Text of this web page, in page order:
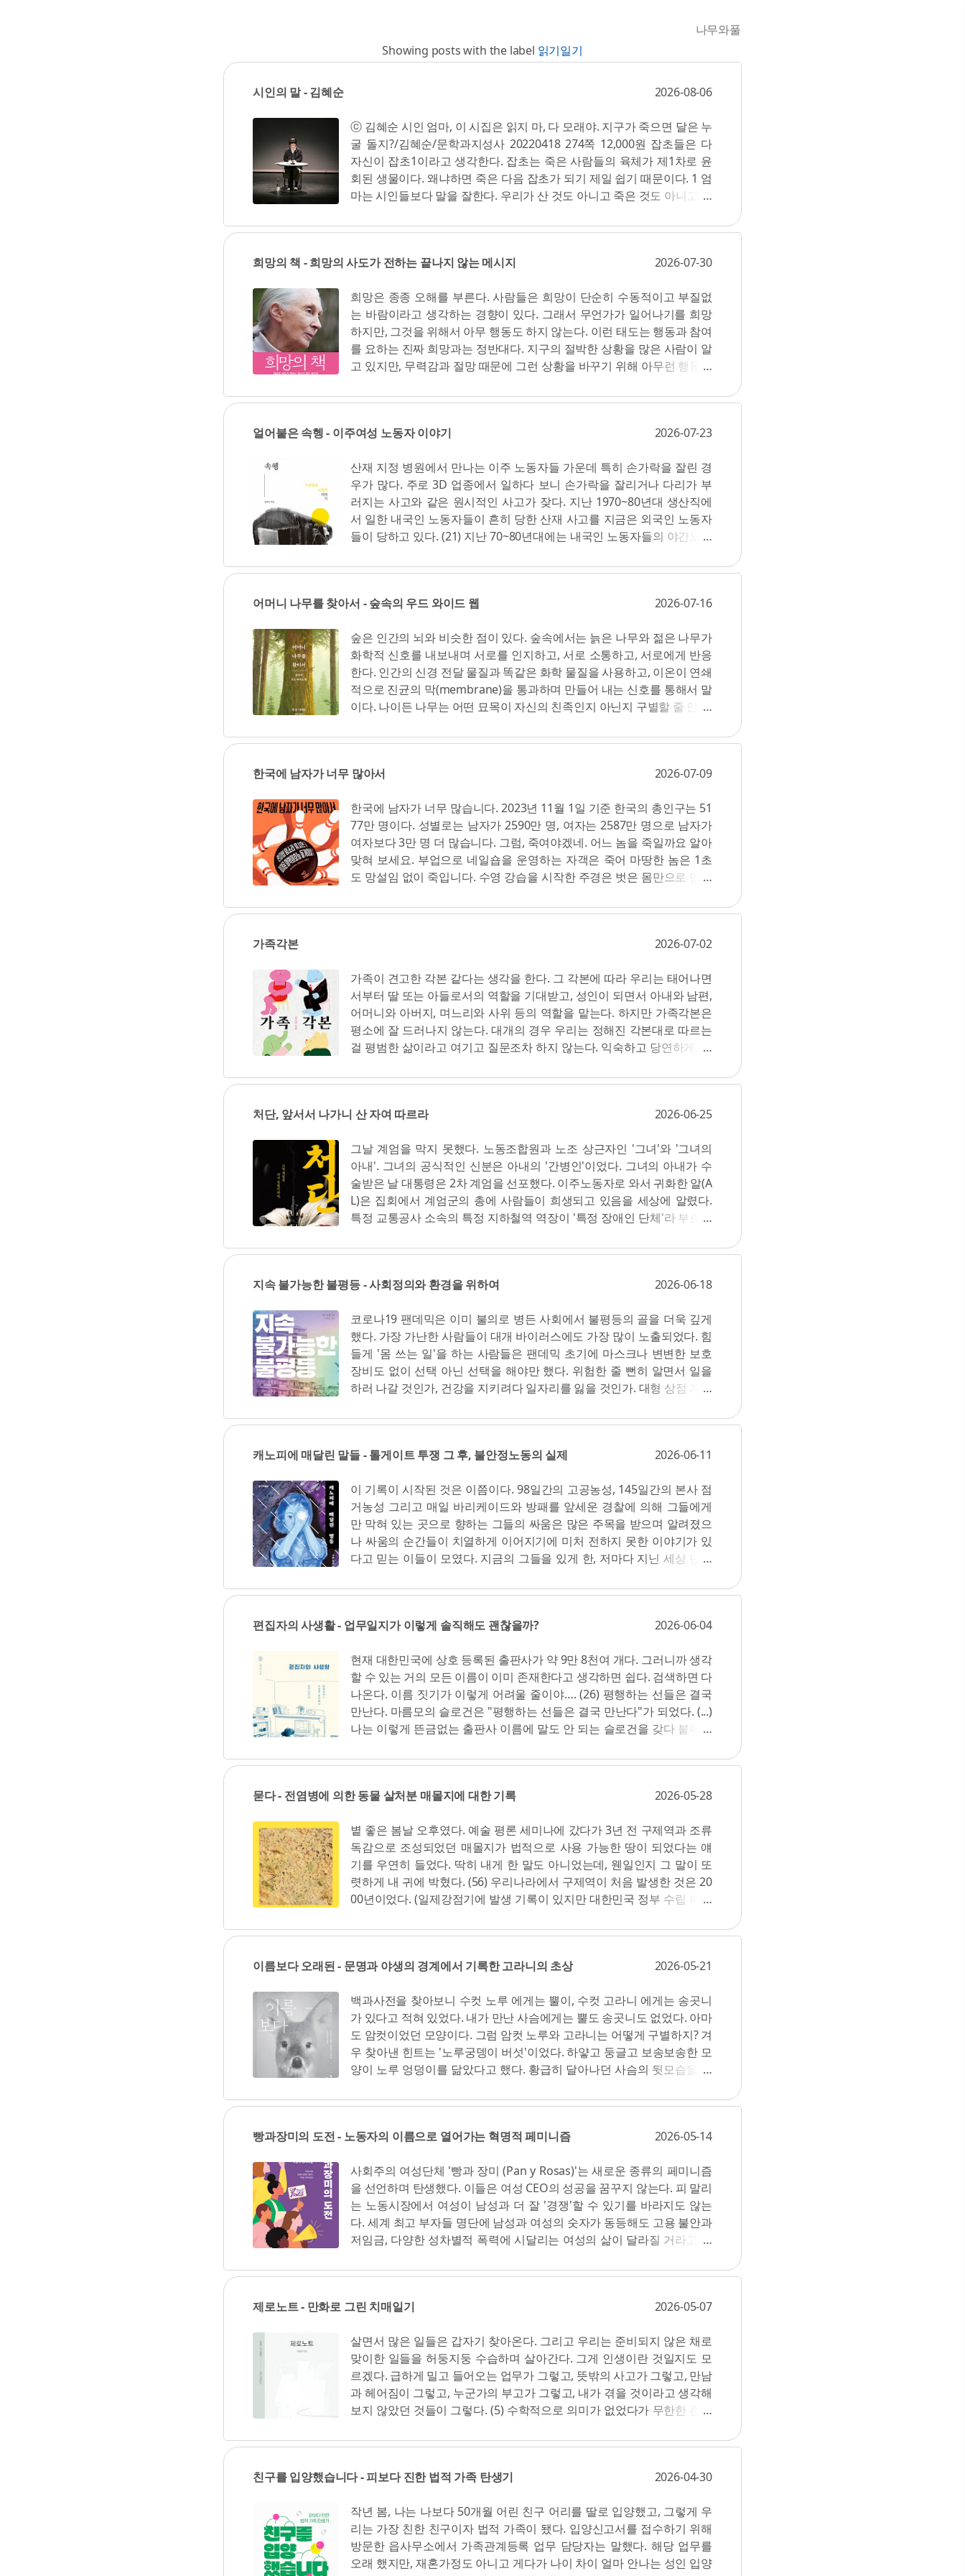
나무와풀
P
Showing posts with the label 읽기일기
시인의 말 - 김혜순 2026-08-06
ⓒ 김혜순 시인 엄마, 이 시집은 읽지 마, 다 모래야. 지구가 죽으면 달은 누
굴 돌지?/김혜순/문학과지성사 20220418 274쪽 12,000원 잡초들은 다
자신이 잡초1이라고 생각한다. 잡초는 죽은 사람들의 육체가 제1차로 윤
회된 생물이다. 왜냐하면 죽은 다음 잡초가 되기 제일 쉽기 때문이다. 1 엄
마는 시인들보다 말을 잘한다. 우리가 산 것도 아니고 죽은 것도 아니고 다
엄마는 이제 테두리가 없고 내 그리움도 테두리가 없다 3 한국어 모래의
가 되지는 못합니다 4 달에서도 보이는 오징어잡이 배의 밝은 빛을 바라
고 있다. 5 언어는 항상 왜 뒤에 올까? 시는 왜 그림자를 찍어서 쓸까? 6 흑
흑, 나는 시를 쓰는 짐승 흑흑, 내 문장과 문장 사이에 짐승이 있어 7 결국
엄마는 나를 두 번 배신했다 첫번째는 세상에 죽음을 낳아서 두번째는 세
상에 죽음을 두고 가버려서 (왜 신생아는 태어나서 새끼를 빼앗기고 온 어
미 새처럼 울까?) 8 내가 모래(구멍)만 말하자, 제일 먼저 친구들이 내 곁을
생님은 이메일을 보냈다. 다시는 모래(구멍) 얘기하지 마. 모래(구멍)는 혼
않고는, 미치고 말 거예요. 9 가끔 생각한다. 이 세상 모든 단어의 영지를.
넓다. 그중에서도 부사들의 영지가 제일 넓지 않을까 생각해본다. 우리가
이 세상에서 사라지면, 명사가 아니라 형용사나 부사, 접속사의 상태가 되
지 않을까 생각해보기도 한다. 명사나 대명사에 달라붙지 않게 된 그들의
무...
희망의 책 - 희망의 사도가 전하는 끝나지 않는 메시지 2026-07-30
희망은 종종 오해를 부른다. 사람들은 희망이 단순히 수동적이고 부질없
는 바람이라고 생각하는 경향이 있다. 그래서 무언가가 일어나기를 희망
하지만, 그것을 위해서 아무 행동도 하지 않는다. 이런 태도는 행동과 참여
를 요하는 진짜 희망과는 정반대다. 지구의 절박한 상황을 많은 사람이 알
고 있지만, 무력감과 절망 때문에 그런 상황을 바꾸기 위해 아무런 행동도
은 사람들의 행동이 제아무리 미약해 보일지라도 정말로 변화를 일으킬
윤리적 행동과 노력이 쌓이면 미래 세대를 위해 우리 지구를 지키고 더 나
으로 믿는다면 행동하지 않을 수 없으리라. (11) 사람은 낙관주의자거나
낙관주의자가 아니거나, 둘 중 하나인 것 같네요. 그건 인생에 대한 경향이
나 철학이에요. 낙관주의자로서는 그냥 '다 잘 될 거야'라는 느낌을 가질
수 있어요. '절대 안 될 거야'라고 말하는 비관주의자와는 정반대죠. 반면
에 희망은 일이 잘 되게 만들 수 있다면 온갖 수고를 다 하려는 완강한 결
물론 누군가 낙천적인 성격을 지닌 사람이라면 훨씬 더 희망적인 사람이
다고 여기기보다는 절반이나 차 있다고 생각하니까요! (54) 암울한 지구
에 초점을 맞추고 있다는 사실은 나도 알고 있었다. 인간의 놀라운 지능,
자연의 회복 탄력성, 젊음의 힘, 굴하지 않는 인간의 정신력이 그것이다.
제인이 이러한 지혜를 공유하고 다른 사람들에게 희망을 끌어내기 위해
서 전 세계를 여행했다는 것 또한 알고 있었다. (66) 내가 '지성적인(intelli
gent...
얼어붙은 속헹 - 이주여성 노동자 이야기 2026-07-23
산재 지정 병원에서 만나는 이주 노동자들 가운데 특히 손가락을 잘린 경
우가 많다. 주로 3D 업종에서 일하다 보니 손가락을 잘리거나 다리가 부
러지는 사고와 같은 원시적인 사고가 잦다. 지난 1970~80년대 생산직에
서 일한 내국인 노동자들이 흔히 당한 산재 사고를 지금은 외국인 노동자
들이 당하고 있다. (21) 지난 70~80년대에는 내국인 노동자들의 야간노동
노동자가 일한 사업장에 대한 자료를 보면 밤샘 노동을 밥 먹듯이 했음을
자리가 내국인에서 외국인으로 바뀐 것이다. 외국인 가운데서도 주로 동
하는 외국인 노동자는 대략 130만 명 정도다. 그들은 주로 이른바 3D 업종
에서 일하는데 노동하는 때가 야간인 경우가 많다. 물론 밤샘 노동은 농장
보다는 공장에서 흔히 볼 수 있다. (35) 농장주들을 만나 이야기를 해보면
조선 시대에 지주를 만난 듯한 기분이 들 때 많다. 그들 가운데 상당수는
이주 노동자를 노비로 보는 것 같다. 어떤 사람들은 이주 노동자를 단지 말
가 매일 대하는 밥상은 인권이 있는 밥상인가? 이런 물음을 가져야 하는
에 이틀 이내로 쉬며 하루 보통 11시간씩 일한다. 남자들은 여자들보다 일
관리하는 일이 계속 있다. 비닐하우스 온도를 관리하는 일이라든가 지하
수를 돌본다든가 전기 시설을 점검하는 작업 등이 수시로 있다. 이 농장 노
동자들의 한 해 노동시간은 연 3천 시간이 넘는다. 살인적인 노동시간이
다. 한국의 노동자 연평균 노동시간이 2,100시간 정도이고 서유럽 노동자
한 해 평균 노동시간이 1,300시간 정...
어머니 나무를 찾아서 - 숲속의 우드 와이드 웹 2026-07-16
숲은 인간의 뇌와 비슷한 점이 있다. 숲속에서는 늙은 나무와 젊은 나무가
화학적 신호를 내보내며 서로를 인지하고, 서로 소통하고, 서로에게 반응
한다. 인간의 신경 전달 물질과 똑같은 화학 물질을 사용하고, 이온이 연쇄
적으로 진균의 막(membrane)을 통과하며 만들어 내는 신호를 통해서 말
이다. 나이든 나무는 어떤 묘목이 자신의 친족인지 아닌지 구별할 줄 안다.
똑같이 어린 나무에 음식과 물을 준다. 이것만으로도 잠시 하던 일을 멈추
에 얼마나 중요한지에 대해 깊이 생각해 보기에 충분하다. 진균 네트워크
무들은 자식 나무들을 엄마처럼 보살피고 있다. 어머니 나무. 숲의 의사 소
통, 보호, 감각의 중심에 있는 장엄한 허브(hub), 어머니 나무가 죽는 날이
오면 어머니 나무는 무엇이 득이 되고 해가 되는지, 누가 친구이고 적인지,
끝없이 변하는 환경에 어떻게 적응하고 살아남을지에 대해 알고 있는 바
를 친족과 후손 나무에 나누어주며 대대로 이어질 지혜를 물려준다. 이것
계를 구축한다. 이와 같은 동반자 관계에 진입하지 않고서는 진균도 식물
에속하는 자실체였는데, 이들은 토양에서 수집한 물과 양분을 동반자식
균근 공생이 약 4억5000만~7억 년 전 고대 식물들을 해양에서 육지로 이
주시키는 데 기여했다는 것이다. 진균이있는 식물 군집에서는 진균의 도
움으로 척박하고 식물이 살기 힘든 바위에서도 식물이 영양소를 충분히
얻을 수 있었기에 식물이 육지에 발을 붙이고 생존할 수 있게 되었다는 내
용이었다. 저자들은 협력이 진화에 반드시 필요...
한국에 남자가 너무 많아서 2026-07-09
한국에 남자가 너무 많습니다. 2023년 11월 1일 기준 한국의 총인구는 51
77만 명이다. 성별로는 남자가 2590만 명, 여자는 2587만 명으로 남자가
여자보다 3만 명 더 많습니다. 그럼, 죽여야겠네. 어느 놈을 죽일까요 알아
맞혀 보세요. 부업으로 네일숍을 운영하는 자객은 죽어 마땅한 놈은 1초
도 망설임 없이 죽입니다. 수영 강습을 시작한 주경은 벗은 몸만으로 만나
한 공무원 일순은 여러모로 초조하고 불안합니다. 폐급 미역이라는 뜻으
칩니다. 개쩝니다. 미지는 오지로 파견 나온 최초의 여직원입니다. 세상의
만화가 유웅은 대부분의 폭력은 확신에서 비롯되지만, 어떻게 처리할지
망설이며 고민합니다. 데이트 폭력, 불법 촬영, 저출생, 외모 코르셋, 성차
별은 왜 여성을 향할까요? 여성을 인간이 아닌 몸, 신체, 대상으로 보는 사
람은 누군가요? 현실의 폭력 앞에서 여자들만 죽고 남자들은 무사한 세상
입니다. 탄핵 촉구 집회에 참가한 2030 여성이 또래 남성보다 월등히 많았
성으로 추정됩니다. 소설과 만화는 은유를 뚫고 나와 콕콕 찌릅니다. 거기
서/민지형, 정재윤, 임소라, 미역의효능, 류시은, 들개이빨/라우더북스 20
가족각본 2026-07-02
가족이 견고한 각본 같다는 생각을 한다. 그 각본에 따라 우리는 태어나면
서부터 딸 또는 아들로서의 역할을 기대받고, 성인이 되면서 아내와 남편,
어머니와 아버지, 며느리와 사위 등의 역할을 맡는다. 하지만 가족각본은
평소에 잘 드러나지 않는다. 대개의 경우 우리는 정해진 각본대로 따르는
걸 평범한 삶이라고 여기고 질문조차 하지 않는다. 익숙하고 당연하게, 때
살피지 못한다. 다만 간혹 혼란을 경유해 가족각본의 실체가 감지된다. 가
다. 이 낯선 인물의 등장이 가족각본에 당연하게 정해져 있는 역할을 '꼬이
한다는 걸 깨닫는다. (9) '며느리가 남자라니!'라는 개탄의 구호를 처음 접
한 것이 2007년 최초의 차별금지법이 발의될 즈음인데, 이 익숙하고 오래
된 구호가 문득 흥미롭게 보였다. 가만 생각해보면 이상하지 않은가. 동성
결혼을 반대하는 주장에 등장한 소재가 왜 하필 며느리였을까. 동성결혼
이 인정되기까지 거센 반대를 겪는 일이야 한국도 여느 나라와 다를 것 없
는 나라가 있을까 싶다. (11) 역사적으로 성차별적이며 억압적 가족제도
심장하게도 한국사회가 막혀 있는 지점을 정확히 드러낸다. 연결고리가
된다. (39) 오히려 '며느리가 남자라니'라는 구호는, 이 사회가 평등을 추구
한다면 맞서고 해체해야 했을 가족질서가 뿌리 깊게 남아 있음을 간접적
으로 일깨운다. 이 구호를 들으며 성소수자에 대해 불편한 마음이 생긴다
면, 먼저 며느리는 여자, 사위...
처단, 앞서서 나가니 산 자여 따르라 2026-06-25
그날 계엄을 막지 못했다. 노동조합원과 노조 상근자인 '그녀'와 '그녀의
아내'. 그녀의 공식적인 신분은 아내의 '간병인'이었다. 그녀의 아내가 수
술받은 날 대통령은 2차 계엄을 선포했다. 이주노동자로 와서 귀화한 알(A
L)은 집회에서 계엄군의 총에 사람들이 희생되고 있음을 세상에 알렸다.
특정 교통공사 소속의 특정 지하철역 역장이 '특정 장애인 단체'라 부르며
다. 계엄군은 총을 쏘았다. 특정 지하철역 역장과 특정 교통공사 직원들이
사하고 학살하는 장면을 촬영했다. 광장에서는 극우파 집회 선동가이자
와 시위는 정치활동이다. 정치활동은 포고령에 의해 금지되었다. 종교지
도자들을 사칭하는 선동가를 따르는 사람이 늘어날수록 독재자의 관점에
서는 위협이 될 뿐이었다.(89)" 그들을 향해 계엄군이 발포했다. 특정 검찰
총장이 대통령이 돼야 한다던 가습기 살균제 피해자인 1208호 보호자를
병원에 들이닥친 군인이 쏘았다. 노동에 지쳐 잠이 드는 바람에 투표하지
(56)"이 살고, "연대하는 사람들은 어디에나 있었고 어디서나 달려왔다.(5
쏘았다. 집회에 참여한 사람들은 마구잡이로 체포해 차량에 실었다. 심지
람들은 차례차례 끌려 나갔다. 모두 죽였다. 그렇게 어디에도 기록될 수 없
었던 이야기가 됐다. 계엄은 "배신이었다. 국가가 국민에게 또다시 저지른
거대하고 끔찍한 배신이었다.(106)" 저 대통령은 성범죄자이자 ...
지속 불가능한 불평등 - 사회정의와 환경을 위하여 2026-06-18
코로나19 팬데믹은 이미 불의로 병든 사회에서 불평등의 골을 더욱 깊게
했다. 가장 가난한 사람들이 대개 바이러스에도 가장 많이 노출되었다. 힘
들게 '몸 쓰는 일'을 하는 사람들은 팬데믹 초기에 마스크나 변변한 보호
장비도 없이 선택 아닌 선택을 해야만 했다. 위험한 줄 뻔히 알면서 일을
하러 나갈 것인가, 건강을 지키려다 일자리를 잃을 것인가. 대형 상점 계산
그랬다. 사회의 물자 기지들을 작동시키기 위해 익명의 수백만 시민이 매
때의 근본적 문제점은, 소득이 높은 사람이 돈을 더 많이 댈 수 있기 때문
이다. 그리하여 '1인 1표'라는 민주주의의 이상은 차츰 흐려지고 '1달러에
1표' 식이 되어버린다. 이 같은 상황은 정치적·경제적 불평등을 영속시킬
수 있고, 그러한 불평등 자체가 정치 활동을 양극화하는 경향이 있기도 하
다. (42) 공공자산의 감소와 민간자산의 폭증은 개인들 간의 불평등이라
는 면에서 중대한 결과를 가져왔다. 일단 국가의 공공자산이 줄어들면 교
진하기가 어려워진다. 앞으로 세세하게 살펴보겠지만 그러한 정책이 새
간자산 증가는 개인이 물려받는 세습자산의 불평등과 궤를 같이 한다. 자
속도가 더 빠르기 때문이다. (96) 경제적 불평등은 여러 원인에서 비롯되
고 그중 어느 한 원인을 따로 떼어내려는 시도는 소용이 없다. 게다가 불평
등 심화 경향은 대부분의 국가에서 나타나지만, 국가별 특성이 다수 관찰
된다. 그러므로 지나치게 포괄적인 설명을 경계해야 한다. 1980년대 초에
시작된 무역 및...
캐노피에 매달린 말들 - 톨게이트 투쟁 그 후, 불안정노동의 실제 2026-06-11
이 기록이 시작된 것은 이쯤이다. 98일간의 고공농성, 145일간의 본사 점
거농성 그리고 매일 바리케이드와 방패를 앞세운 경찰에 의해 그들에게
만 막혀 있는 곳으로 향하는 그들의 싸움은 많은 주목을 받으며 알려졌으
나 싸움의 순간들이 치열하게 이어지기에 미처 전하지 못한 이야기가 있
다고 믿는 이들이 모였다. 지금의 그들을 있게 한, 저마다 지닌 세상 단하
대해 그이들의 목소리를 기록하고 싶었다. (7) 누군가는 이렇게 이야기한
하고서는 교통 혼잡과 업무에 지장을 초래하고 ‘감히’ 길거리의 자동차 경
리’를 어기며 타인의 기회를 뺏는 이기적인 사람들이라고. (13) 우리 집이
큰집이라 가족들이 다 우리 집으로 와요. 나는 못 간다고 전화했더니 난리
가 난 거야. 이혼을 하니 어쩌니 막 이래. 그래서 내가 딱 잘라 이야기했어.
이혼하겠다. 그런데 나 바쁘다. 그러니까 바쁜 거 해놓고 하자. 이게 순서
가 있잖아. 이혼이 급한 게 아니고, 투쟁이 급한 거거든. (37) 인터뷰 과정
들었다. 그 이유는 3교대 시스템에서 근무를 바꾸어서 시간을 조정할 수
해도 월급은 올라가지 않고 최저시급을 유지하고, 1년 단위 계약으로 언
지급되지 않는 환경인데 (거기다 성희롱에 갑질까지 횡행하는데) 좋은 일
자리라고? '좋은 일자리'의 기준이란 무엇인가를 되묻게 된다. 그리고 톨
게이트 수납 업무가 '좋은 일자리'일 수 있는 것은 '아줌마들에게는'이라
는 수식어 때문이라는 점에서 여성노동의 현실 또한...
편집자의 사생활 - 업무일지가 이렇게 솔직해도 괜찮을까? 2026-06-04
현재 대한민국에 상호 등록된 출판사가 약 9만 8천여 개다. 그러니까 생각
할 수 있는 거의 모든 이름이 이미 존재한다고 생각하면 쉽다. 검색하면 다
나온다. 이름 짓기가 이렇게 어려울 줄이야…. (26) 평행하는 선들은 결국
만난다. 마름모의 슬로건은 "평행하는 선들은 결국 만난다"가 되었다. (...)
나는 이렇게 뜬금없는 출판사 이름에 말도 안 되는 슬로건을 갖다 붙여놓
계관 안에선 만나게 된다. 서로 팽팽하게 평행선을 달리던 대결 구도들이
자 도도한 아이러니의 발현이다! (28) 인맥이니 사람 관리니 하는 말들이
내가 경험으로 배운 '처세술'이 하나 있다면, '진심'이다. 고마운 일에는 고
맙다고 하고, 죄송한 일에는 죄송하다고 한다. 반면 죄송하지 않은 일에는
절대 죄송하다는 말을 남발하지 않는다. (47) 모종의 위계가 있는 인적 네
트워크. 그곳을 빠져나간다는 것은 이른바 '사람 스트레스'를 내려놓는 일
이었다. 내가 혼자 일하는 작업실(우리 집)엔 함께 일하는 디자이너와 인
로운 곳이 나의 작업실이다. 위계와 정치가 빠져나간 자리에, 내게 있는 줄
는' 책으로만 살아남을 수 없다는 걸 배웠기 때문이다. 아니 살아남을 수는
한 균형을 잡고 싶다. 이건 나만의 포부가 아니라 많은 출판인들의 희망일
것이다. 우리는 '좋은' 책을 만들고 싶다. (113) 펑펑 울었다는 그 작가님처
럼 나도 오늘 울었다. 이젠 편집...
묻다 - 전염병에 의한 동물 살처분 매몰지에 대한 기록 2026-05-28
볕 좋은 봄날 오후였다. 예술 평론 세미나에 갔다가 3년 전 구제역과 조류
독감으로 조성되었던 매몰지가 법적으로 사용 가능한 땅이 되었다는 얘
기를 우연히 들었다. 딱히 내게 한 말도 아니었는데, 웬일인지 그 말이 또
렷하게 내 귀에 박혔다. (56) 우리나라에서 구제역이 처음 발생한 것은 20
00년이었다. (일제강점기에 발생 기록이 있지만 대한민국 정부 수립 이후
2,216마리의 동물을 살처분하는 것으로 사태를 일단락지었다. 전염성 강
대응이었다. 2년 후인 2002년 전 국토를 뜨겁게 달구었던 월드컵 기간 중
종사자들에게조차 낯선 질병이었다. 당연히 국민적 이해도, 협조도 없었
다. 그런 악조건 속에서도 정부는 16만 155마리의 동물을 살처분하는 것
으로 구제역 사태를 종결시켰다. 그 후 잠잠했던 구제역은 2010년에 다시
발생했는데, 그해에만 무려 세 차례나 발생했다. 1월에 발생한 6건의 구제
역으로 28일간 5,956마리, 4월에 발생한 11건으로 29일 동안 4만 9,874마
되었다. (82) '사료 소비', '생산량 감소', '수출 제한', '비용 절감'. 살처분 정
간과 비용뿐이었다. 슬픔과 수치가 밀려들었다. (91) 결국 자비도 한계도
와 국내 소의 5퍼센트인 15만 마리의 소를 포함해 총 347만 9,962마리의
동물들이 파묻혔다. (94) 우리나라는 OECD 회원국 중 2003년부터 2017
년까지 14년 연속 자살률 1위다. 산업재해 사망률도 1위...
이름보다 오래된 - 문명과 야생의 경계에서 기록한 고라니의 초상 2026-05-21
백과사전을 찾아보니 수컷 노루 에게는 뿔이, 수컷 고라니 에게는 송곳니
가 있다고 적혀 있었다. 내가 만난 사슴에게는 뿔도 송곳니도 없었다. 아마
도 암컷이었던 모양이다. 그럼 암컷 노루와 고라니는 어떻게 구별하지? 겨
우 찾아낸 힌트는 '노루궁뎅이 버섯'이었다. 하얗고 둥글고 보송보송한 모
양이 노루 엉덩이를 닮았다고 했다. 황급히 달아나던 사슴의 뒷모습을 떠
가 아니라 암컷 고라니였을까? (54) '고라니'라는 이름은 순우리말이다.
밝혀지지 않았다. 뿔 대신 송곳니가 있어서 '어금니', '송곳니'라는 의미로
니의 영문 이름은 'Water Deer'다. '물사슴'이라는 뜻의 이 예쁜 이름은 어
느 영국인이 1870년에 중국에서 고라니를 처음 발견했을 때 물가에서 노
니는 모습을 보고 붙인 것이다. (...) 한국에서 고라니는 '유해야생동물'로
분류되어 있다. 농작물 피해 때문에 매년 지자체별로 적지 않은 수의 고라
니를 제거하고 있다니.... 야생동물이라 보호받고 있을 줄 알았는데 의외
한반도와 중국 극히 일부 지역에서만 서식하는 우리의 '고유종'이자 '희귀
계자연보전연맹 IUCN 은 고라니를 멸종위기종 적색 목록 '취약' 단계로
가 사자, 하마, 치타, 코알라와 비슷한 수밖에 남지 않은 멸종위기종이라니
정말이지 아이러니한 이야기였다. (59) 고라니는 유해야생동물...
빵과장미의 도전 - 노동자의 이름으로 열어가는 혁명적 페미니즘 2026-05-14
사회주의 여성단체 '빵과 장미 (Pan y Rosas)'는 새로운 종류의 페미니즘
을 선언하며 탄생했다. 이들은 여성 CEO의 성공을 꿈꾸지 않는다. 피 말리
는 노동시장에서 여성이 남성과 더 잘 '경쟁'할 수 있기를 바라지도 않는
다. 세계 최고 부자들 명단에 남성과 여성의 숫자가 동등해도 고용 불안과
저임금, 다양한 성차별적 폭력에 시달리는 여성의 삶이 달라질 거라고 기
수 여성을 억누르고 쥐어짜는 이 체제의 본성은 바뀌지 않는다는 걸 숱하
는 사회주의 페미니즘이 이른바 이중체계론과 연관된 특정한 조류를 뜻
의자는 시각이 좁고, 사회주의자가 아닌 페미니스트에게는 전략이 결여
돼 있다"는 1914년 루이스 니랜드(Louise Kneeland)의 진술을 채택한다.
여성 의제가 곧 노동자계급 의제이며, 여성 억압에 맞선 투쟁은 자본주의
에 맞선 투쟁과 분리할 수 없다는 시각이 이들의 출발점이다. (8) 빵과장미
는 아르헨티나에서 처음 만들어졌고 지금은 볼리비아·브라질·칠레·멕시
스러운 자본주의 체제를 끝장내야만 전 세계 여성의 삶에 만연한 성차별
주적 권리를 위해, 그리고 임신을 중지할 권리, 남성과 동등한 수준으로 생
누리지 못하고 있는 권리를 위해 투쟁한다. (14) 빵과장미 이름은 1912년
미국 매사추세츠주 로런스에서 임금삭감에 맞서 투쟁한 여성들의 '빵과
장미 파업'에서 따왔다. 우리는 빵과 장미를 내건 요구가 강력하다는 것을
알고 있다. 우리는 임금을 올리고 노동시간을 줄이는 등 노...
제로노트 - 만화로 그린 치매일기 2026-05-07
살면서 많은 일들은 갑자기 찾아온다. 그리고 우리는 준비되지 않은 채로
맞이한 일들을 허둥지둥 수습하며 살아간다. 그게 인생이란 것일지도 모
르겠다. 급하게 밀고 들어오는 업무가 그렇고, 뜻밖의 사고가 그렇고, 만남
과 헤어짐이 그렇고, 누군가의 부고가 그렇고, 내가 겪을 것이라고 생각해
보지 않았던 것들이 그렇다. (5) 수학적으로 의미가 없었다가 무한한 존재
아오는 모습이지만, 만화의 형태로 기록하여 간직하고 읽히는 동안 무한
속도로 흘러가던 아버지의 시간은 당신의 생각이나 행동도 변하게 만들
가고 있는 것이다. 앞으로 가는 것인지, 되돌아가는 것인지 알 수 없는 채
로. (13) 치매가 진행된 이후, 평소에 지니고 있던 습관이나 버릇이 더 견고
해져서 난감한 경우가 참 많다. (27) 수면 시간이 원래부터 길지 않았지만,
치매 이후로는 수면 패턴까지 불규칙해졌다. (63) 잘 해오던 행동도, 어느
친구를 입양했습니다 - 피보다 진한 법적 가족 탄생기 2026-04-30
작년 봄, 나는 나보다 50개월 어린 친구 어리를 딸로 입양했고, 그렇게 우
리는 가장 친한 친구이자 법적 가족이 됐다. 입양신고서를 접수하기 위해
방문한 읍사무소에서 가족관계등록 업무 담당자는 말했다. 해당 업무를
오래 했지만, 재혼가정도 아니고 게다가 나이 차이 얼마 안나는 성인 입양